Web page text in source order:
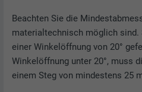
Beachten Sie die
materialtechnisch möglich sind.
einer Winkelöffnung von 20°
Winkelöffnung unter 20°, muss
einem Steg von mindestens 25